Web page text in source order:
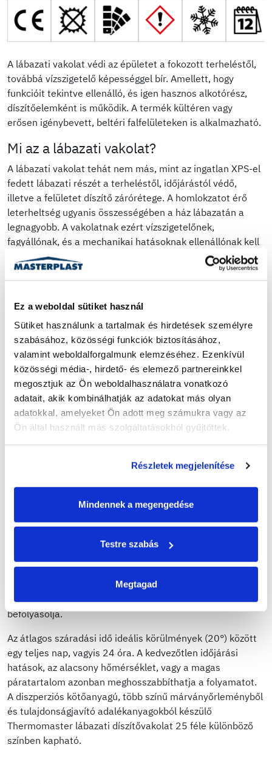
Ez a weboldal sütiket használ
Sütiket használunk a tartalmak és hirdetések személyre
szabásához, közösségi funkciók biztosításához,
valamint weboldalforgalmunk elemzéséhez. Ezenkívül
közösségi média-, hirdető- és elemező partnereinkkel
megosztjuk az Ön weboldalhasználatra vonatkozó
adatait, akik kombinálhatják az adatokat más olyan
adatokkal, amelyeket Ön adott meg számukra vagy az
Ön által használt más szolgáltatásokból gyűjtöttek.
Részletek megjelenítése
Mindennek a megengedése
Testre szabás
Megtagad
A lábazati vakolat védi az épületet a fokozott terheléstől,
továbbá vízszigetelő képességgel bír. Amellett, hogy
funkcióit tekintve ellenálló, és igen hasznos alkotórész,
díszítőelemként is működik. A termék kültéren vagy
erősen igénybevett, beltéri falfelületeken is alkalmazható.
Mi az a lábazati vakolat?
A lábazati vakolat tehát nem más, mint az ingatlan XPS-el
fedett lábazati részét a terheléstől, időjárástól védő,
illetve a felületet díszítő zárórétege. A homlokzatot érő
leterheltség ugyanis összességében a ház lábazatán a
legnagyobb. A vakolatnak ezért vízszigetelőnek,
fagyállónak, és a mechanikai hatásoknak ellenállónak kell
lennie. Mivel jól látható helyen lesz, ezért nem utolsó
szempont a megjelenése sem, ezáltal különböző színekben
Felhasználható kültérben, épületlábazatok, kerítések,
falfelületek díszítővakolataként, vagy beltéren folyosókon,
lépcsőházakban, ahol kifejezetten nagy a mindennapi
terhelés. Az előkészületek során érdemes alapozót
használni a sókiválás kivédése miatt, továbbá figyelni kell
rá, hogy az alapfelület por és szennyeződésmentes, teljes
rétegvastagságban száraz, mozgás-, illetve
zsugorodásmentes legyen. A festékmaradványokat és
sérült rétegeket távolítsuk el, valamint a felületi hibákat
Lábazati vakolat felhordása
A lábazati vakolatot rozsdamentes glettvassal érdemes
felvinni. Az anyagot keverjük homogénre lassú
fordulatszámú keverő segítségével. Ezt követően
szemcsevastagságban hordjuk fel, a felületet nedves
állapotában tömörítsük be. A felhordott lábazati vakolat
friss állapotban tejszerű bevonatú, de ez a minőséget nem
befolyásolja.
Az átlagos száradási idő ideális körülmények (20°) között
egy teljes nap, vagyis 24 óra. A kedvezőtlen időjárási
hatások, az alacsony hőmérséklet, vagy a magas
páratartalom azonban meghosszabbíthatja a folyamatot.
A diszperziós kötőanyagú, több színű márványőrleményből
és tulajdonságjavító adalékanyagokból készülő
Thermomaster lábazati díszítővakolat 25 féle különböző
színben kapható.